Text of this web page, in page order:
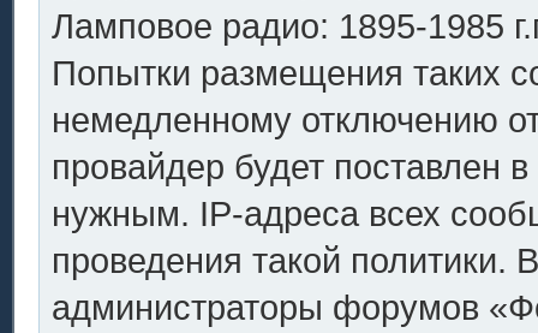
Ламповое радио: 1895-1985
Попытки размещения таких
немедленному отключению
провайдер будет поставлен
нужным. IP-адреса всех
проведения такой политики.
администраторы форумов